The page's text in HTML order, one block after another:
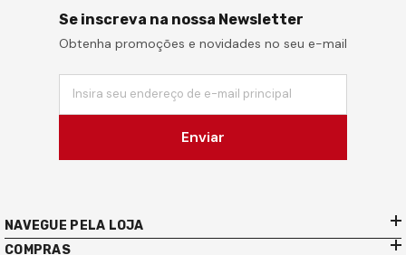
Se inscreva na nossa Newsletter
Obtenha promoções e novidades no seu e-mail
Insira seu endereço de e-mail principal
Enviar
NAVEGUE PELA LOJA
COMPRAS